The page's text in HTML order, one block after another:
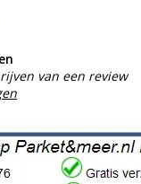
van een review